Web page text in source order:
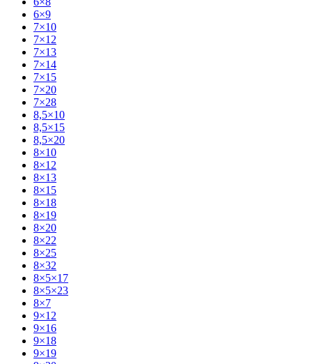
6×9
7×10
7×12
7×13
7×14
7×15
7×20
7×28
8,5×10
8,5×15
8,5×20
8×10
8×12
8×13
8×15
8×18
8×19
8×20
8×22
8×25
8×32
8×5×17
8×5×23
8×7
9×12
9×16
9×18
9×19